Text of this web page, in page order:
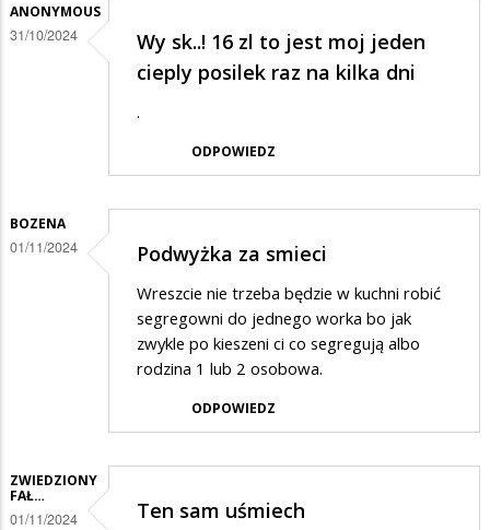
ANONYMOUS
31/10/2024
Wy sk..! 16 zl to jest moj jeden
cieply posilek raz na kilka dni
.
ODPOWIEDZ
BOZENA
01/11/2024 Podwyżka za smieci
Wreszcie nie trzeba będzie w kuchni robić
segregowni do jednego worka bo jak
zwykle po kieszeni ci co segregują albo
rodzina 1 lub 2 osobowa.
ODPOWIEDZ
ZWIEDZIONY
FAŁ…
01/11/2024 Ten sam uśmiech